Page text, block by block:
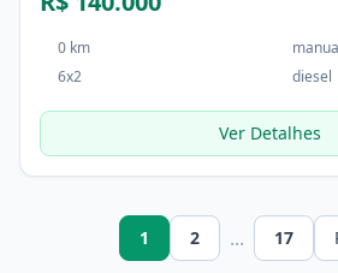
0 km
6x2
diesel
Ver Detalhes
1 2 ... 17